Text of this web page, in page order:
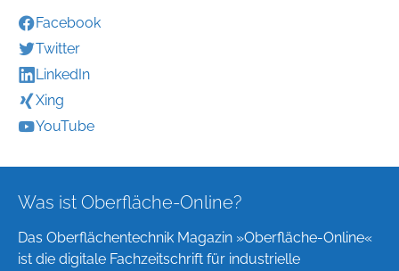
Facebook
Twitter
LinkedIn
Xing
YouTube
Was ist Oberfläche-Online?
Das Oberflächentechnik Magazin »Oberfläche-Online«
ist die digitale Fachzeitschrift für industrielle